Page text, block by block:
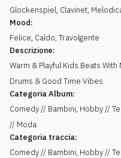
Glockenspiel, Clavinet,
Mood:
Felice, Caldo, Travolgente
Descrizione:
Warm & Playful Kids Beats
Drums & Good Time Vibes
Categoria Album:
Comedy // Bambini, Hobby //
// Moda
Categoria traccia:
Comedy // Bambini, Hobby //